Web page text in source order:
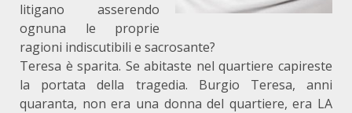
litigano asserendo
ognuna le proprie
ragioni indiscutibili e sacrosante?
Teresa è sparita. Se abitaste nel quartiere capireste
la portata della tragedia. Burgio Teresa, anni
quaranta, non era una donna del quartiere, era LA